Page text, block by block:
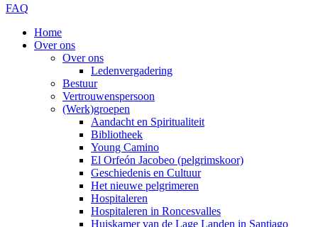
FAQ
Home
Over ons
Over ons
Ledenvergadering
Bestuur
Vertrouwenspersoon
(Werk)groepen
Aandacht en Spiritualiteit
Bibliotheek
Young Camino
El Orfeón Jacobeo (pelgrimskoor)
Geschiedenis en Cultuur
Het nieuwe pelgrimeren
Hospitaleren
Hospitaleren in Roncesvalles
Huiskamer van de Lage Landen in Santiago